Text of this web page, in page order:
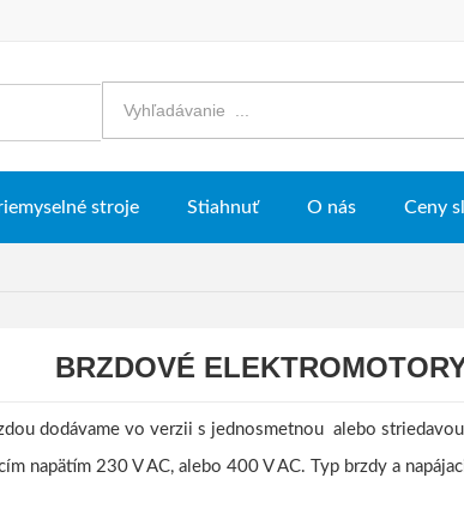
stroje Stiahnuť O nás Ceny
BRZDOVÉ
dodávame vo verzii s jednosmetnou alebo
napätím 230 V AC, alebo 400 V AC. Typ brzdy a